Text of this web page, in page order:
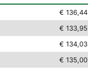
€ 136,44
€ 133,95
€ 134,03
€ 135,00